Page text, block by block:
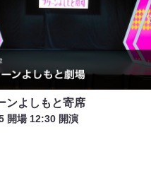
ンよしもと寄席
開場 12:30 開演